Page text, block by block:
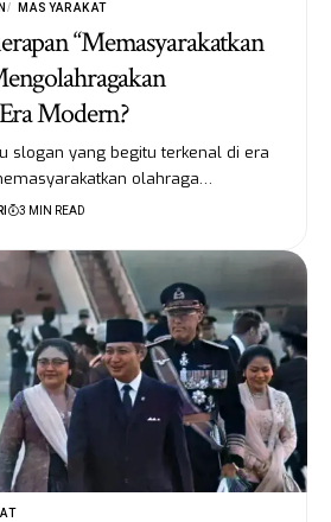
MASYARAKAT
“Memasyarakatkan
Modern?
slogan yang begitu terkenal di era
olahraga…
3 MIN READ